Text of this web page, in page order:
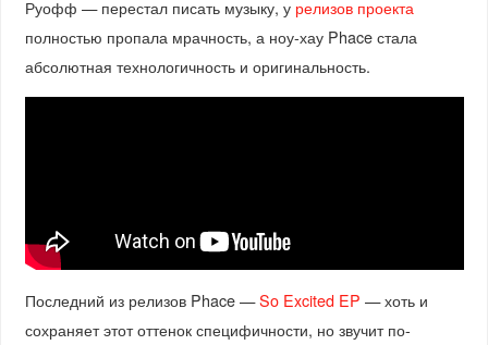
Руофф — перестал писать музыку, у релизов проекта
полностью пропала мрачность, а ноу-хау Phace стала
абсолютная технологичность и оригинальность.
Последний из релизов Phace —So Excited EP — хоть и
сохраняет этот оттенок специфичности, но звучит по-